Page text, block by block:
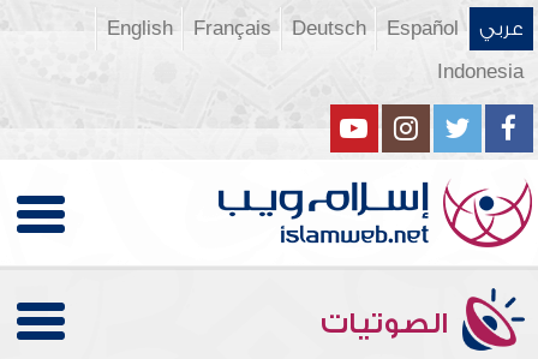
عربي Español
Deutsch
Français
English
Indonesia
الصوتيات